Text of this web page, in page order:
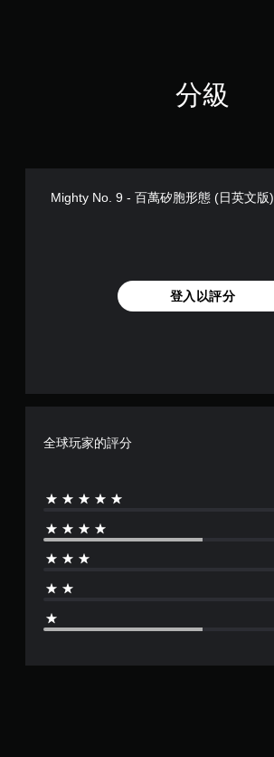
分級
Mighty No. 9 - 百萬矽胞形態 (日英文版)
登入以評分
全球玩家的評分